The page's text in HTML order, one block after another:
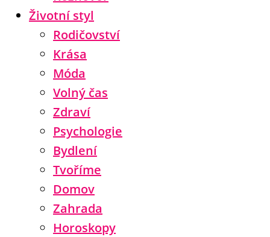
Životní styl
Rodičovství
Krása
Móda
Volný čas
Zdraví
Psychologie
Bydlení
Tvoříme
Domov
Zahrada
Horoskopy